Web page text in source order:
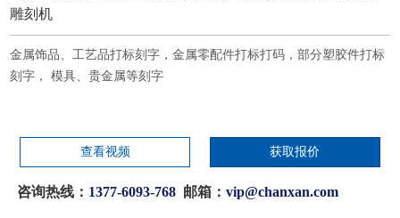
雕刻机
金属饰品、工艺品打标刻字，金属零配件打标打码，部分塑胶件打标
刻字， 模具、贵金属等刻字
查看视频 获取报价
咨询热线： 1377-6093-768 邮箱：vip@chanxan.com